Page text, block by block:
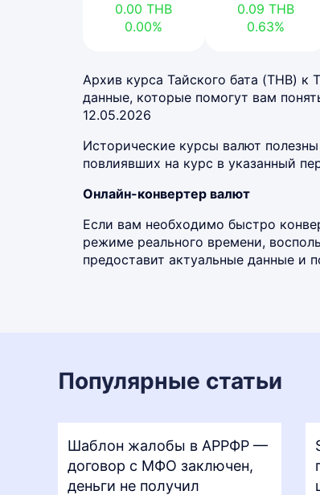
0.00THB
0.00%
0.09 THB
0.63%
Архив курса Тайского бата (THB) к
данные, которые помогут вам
12.05.2026
Исторические курсы валют
повлиявших на курс в указанный
Онлайн-конвертер валют
Если вам необходимо быстро
режиме реального времени,
предоставит актуальные данные и
Популярные статьи
Шаблон жалобы в АРРФР —
договор с МФО заключен,
деньги не получил